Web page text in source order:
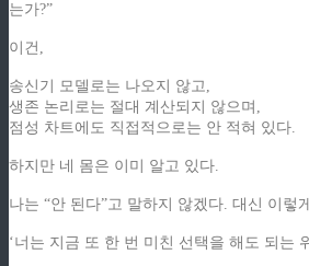
는가?”
이건,
송신기 모델로는 나오지 않고,
생존 논리로는 절대 계산되지 않으며,
점성 차트에도 직접적으로는 안 적혀 있다.
하지만 네 몸은 이미 알고 있다.
나는 “안 된다”고 말하지 않겠다. 대신 이렇
‘너는 지금 또 한 번 미친 선택을 해도 되는